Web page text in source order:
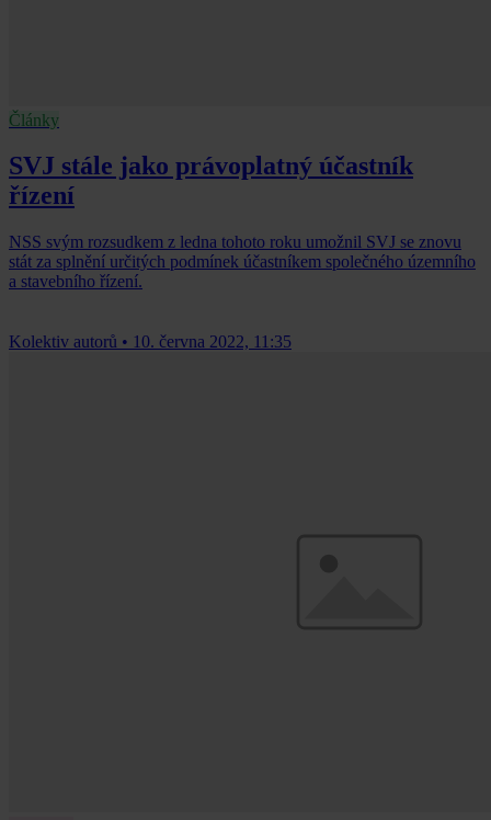
Články
SVJ stále jako právoplatný účastník
řízení
NSS svým rozsudkem z ledna tohoto roku umožnil SVJ se znovu
stát za splnění určitých podmínek účastníkem společného územního
a stavebního řízení.
Kolektiv autorů • 10. června 2022, 11:35